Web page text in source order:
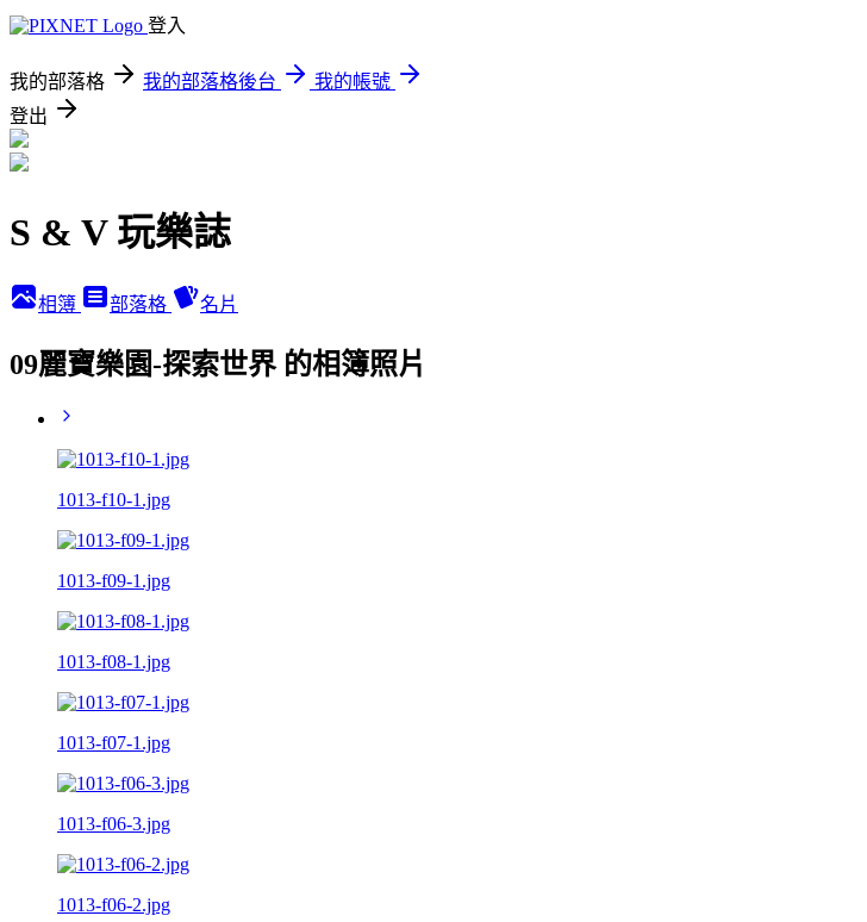
登入
我的部落格 我的部落格後台
我的帳號
登出
S & V 玩樂誌
相簿 部落格 名片
09麗寶樂園-探索世界 的相簿照片
1013-f10-1.jpg
1013-f09-1.jpg
1013-f08-1.jpg
1013-f07-1.jpg
1013-f06-3.jpg
1013-f06-2.jpg